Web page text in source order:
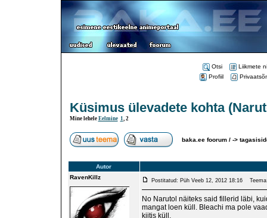
Otsi
Liikmete
Profiil
Küsimus ülevadete kohta
Mine lehele Eelmine 1, 2
baka.ee foorum / ->
Autor
RavenKillz
Postitatud: Püh Veeb 12, 2012 18:16
No Narutol näiteks said fillerid läbi,
mangat loen küll. Bleachi ma pole
kiitis küll.